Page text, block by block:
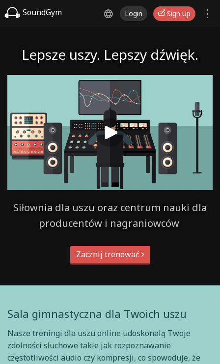
SoundGym Login Sign Up
Lepsze uszy. Lepszy dźwięk.
Siłownia dla uszu oraz centrum nauki dla
producentów i nagraniowców
Zacznij trenować
Sala gimnastyczna dla Twoich uszu
Nasze treningi dla uszu online udoskonalą Twoje
zdolności słuchowe takie jak rozpoznawanie
częstotliwości audio czy kompresji, co spowoduje, że